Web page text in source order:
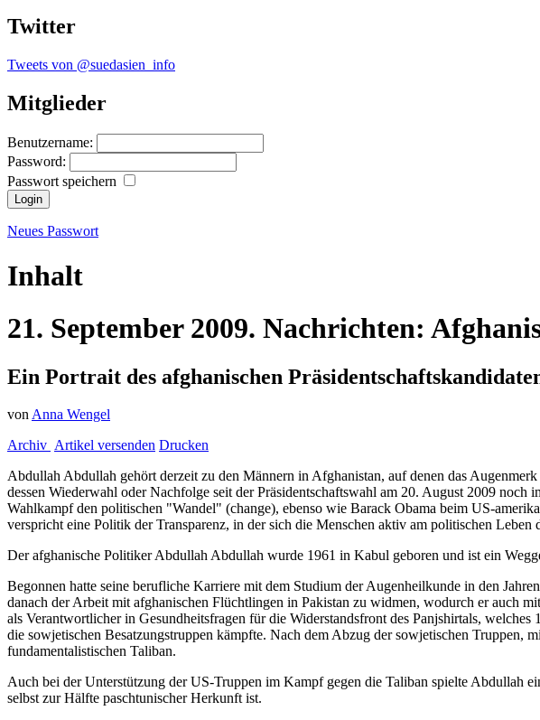
Twitter
Tweets von @suedasien_info
Mitglieder
Benutzername:
Password:
Passwort speichern
Neues Passwort
Inhalt
21. September 2009. Nachrichten:
Ein Portrait des afghanischen
vonAnna Wengel
Archiv Artikel versenden Drucken
Abdullah Abdullah gehört derzeit zu den Männern in Afghanistan, auf denen das
dessen Wiederwahl oder Nachfolge seit der Präsidentschaftswahl am 20. August 2009
Wahlkampf den politischen "Wandel" (change), ebenso wie Barack Obama beim US-
verspricht eine Politik der Transparenz, in der sich die Menschen aktiv am politischen Leben
Der afghanische Politiker Abdullah Abdullah wurde 1961 in Kabul geboren und ist ein
Begonnen hatte seine berufliche Karriere mit dem Studium der Augenheilkunde in den
danach der Arbeit mit afghanischen Flüchtlingen in Pakistan zu widmen, wodurch er auch
als Verantwortlicher in Gesundheitsfragen für die Widerstandsfront des Panjshirtals,
die sowjetischen Besatzungstruppen kämpfte. Nach dem Abzug der sowjetischen
fundamentalistischen Taliban.
Auch bei der Unterstützung der US-Truppen im Kampf gegen die Taliban spielte Abdullah
selbst zur Hälfte paschtunischer Herkunft ist.